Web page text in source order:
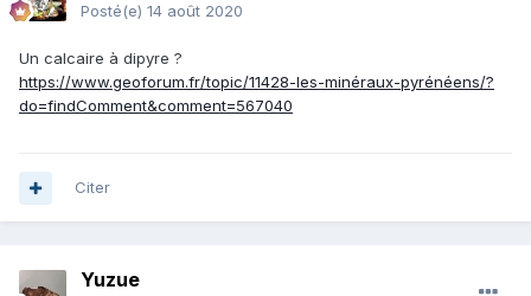
Posté(e) 14 août 2020
Un calcaire à dipyre ?
https://www.geoforum.fr/topic/11428-les-minéraux-pyrénéens/?
do=findComment&comment=567040
Citer
Yuzue